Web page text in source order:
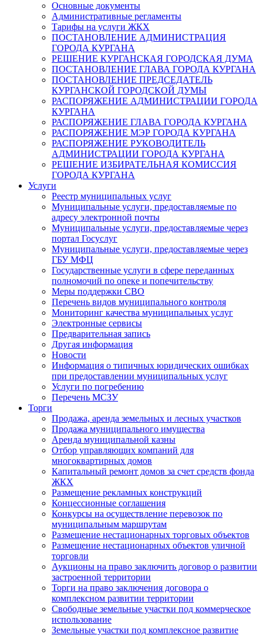
Основные документы
Административные регламенты
Тарифы на услуги ЖКХ
ПОСТАНОВЛЕНИЕ АДМИНИСТРАЦИЯ
ГОРОДА КУРГАНА
РЕШЕНИЕ КУРГАНСКАЯ ГОРОДСКАЯ ДУМА
ПОСТАНОВЛЕНИЕ ГЛАВА ГОРОДА КУРГАНА
ПОСТАНОВЛЕНИЕ ПРЕДСЕДАТЕЛЬ
КУРГАНСКОЙ ГОРОДСКОЙ ДУМЫ
РАСПОРЯЖЕНИЕ АДМИНИСТРАЦИИ ГОРОДА
КУРГАНА
РАСПОРЯЖЕНИЕ ГЛАВА ГОРОДА КУРГАНА
РАСПОРЯЖЕНИЕ МЭР ГОРОДА КУРГАНА
РАСПОРЯЖЕНИЕ РУКОВОДИТЕЛЬ
АДМИНИСТРАЦИИ ГОРОДА КУРГАНА
РЕШЕНИЕ ИЗБИРАТЕЛЬНАЯ КОМИССИЯ
ГОРОДА КУРГАНА
Услуги
Реестр муниципальных услуг
Муниципальные услуги, предоставляемые по
адресу электронной почты
Муниципальные услуги, предоставляемые через
портал Госуслуг
Муниципальные услуги, предоставляемые через
ГБУ МФЦ
Государственные услуги в сфере переданных
полномочий по опеке и попечительству
Меры поддержки СВО
Перечень видов муниципального контроля
Мониторинг качества муниципальных услуг
Электронные сервисы
Предварительная запись
Другая информация
Новости
Информация о типичных юридических ошибках
при предоставлении муниципальных услуг
Услуги по погребению
Перечень МСЗУ
Торги
Продажа, аренда земельных и лесных участков
Продажа муниципального имущества
Аренда муниципальной казны
Отбор управляющих компаний для
многоквартирных домов
Капитальный ремонт домов за счет средств фонда
ЖКХ
Размещение рекламных конструкций
Концессионные соглашения
Конкурсы на осуществление перевозок по
муниципальным маршрутам
Размещение нестационарных торговых объектов
Размещение нестационарных объектов уличной
торговли
Аукционы на право заключить договор о развитии
застроенной территории
Торги на право заключения договора о
комплексном развитии территории
Свободные земельные участки под коммерческое
использование
Земельные участки под комплексное развитие